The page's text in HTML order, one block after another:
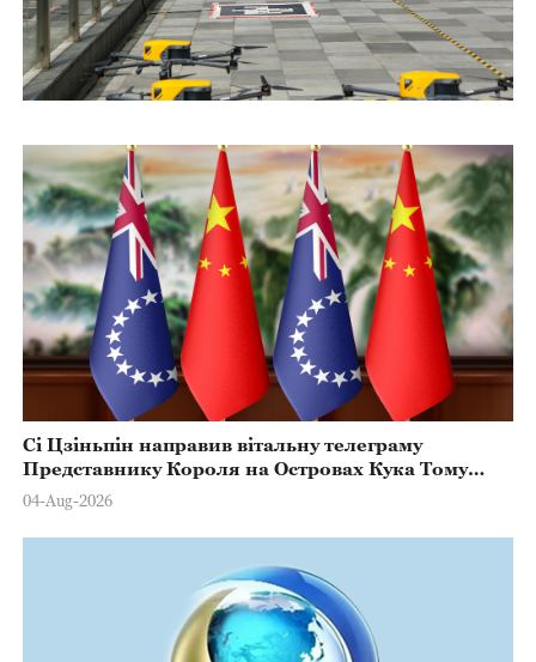
Сі Цзіньпін направив вітальну телеграму
Представнику Короля на Островах Кука Тому
Марстерсу з нагоди Дня Конституції
04-Aug-2026